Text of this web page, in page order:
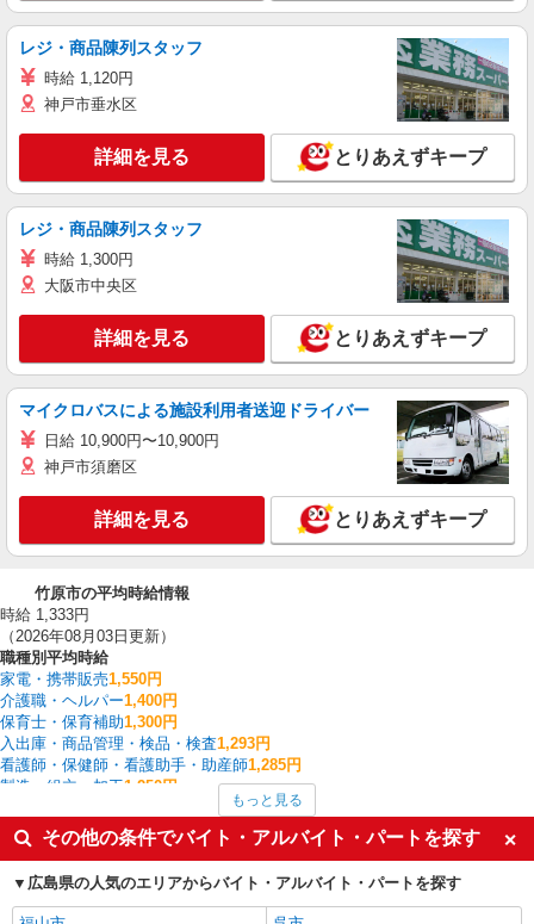
レジ・商品陳列スタッフ
時給 1,120円
神戸市垂水区
詳細を見る とりあえずキープ
レジ・商品陳列スタッフ
時給 1,300円
大阪市中央区
詳細を見る とりあえずキープ
マイクロバスによる施設利用者送迎ドライバー
日給 10,900円〜10,900円
神戸市須磨区
詳細を見る とりあえずキープ
竹原市の平均時給情報
時給 1,333円
（2026年08月03日更新）
職種別平均時給
家電・携帯販売1,550円
介護職・ヘルパー1,400円
保育士・保育補助1,300円
入出庫・商品管理・検品・検査1,293円
看護師・保健師・看護助手・助産師1,285円
製造・組立・加工1,250円
1,250円
コンビニ・スーパー 1,246円
その他軽作業・製造・物流
1,185円
竹原市の他の職種の平均時給を見る
もっと見る
その他の条件でバイト・アルバイト・パートを探す
広島県の人気のエリアからバイト・アルバイト・パートを探す